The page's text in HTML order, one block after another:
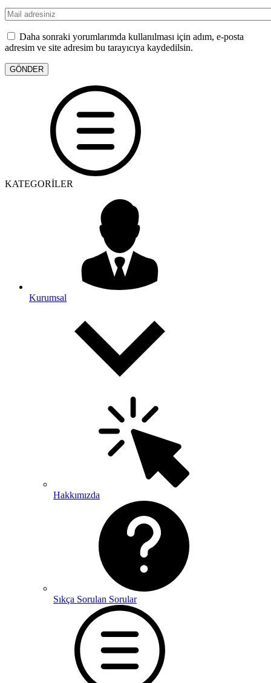
Daha sonraki yorumlarımda kullanılması için adım, e-posta
adresim ve site adresim bu tarayıcıya kaydedilsin.
KATEGORİLER
Kurumsal
Hakkımızda
Sıkça Sorulan Sorular